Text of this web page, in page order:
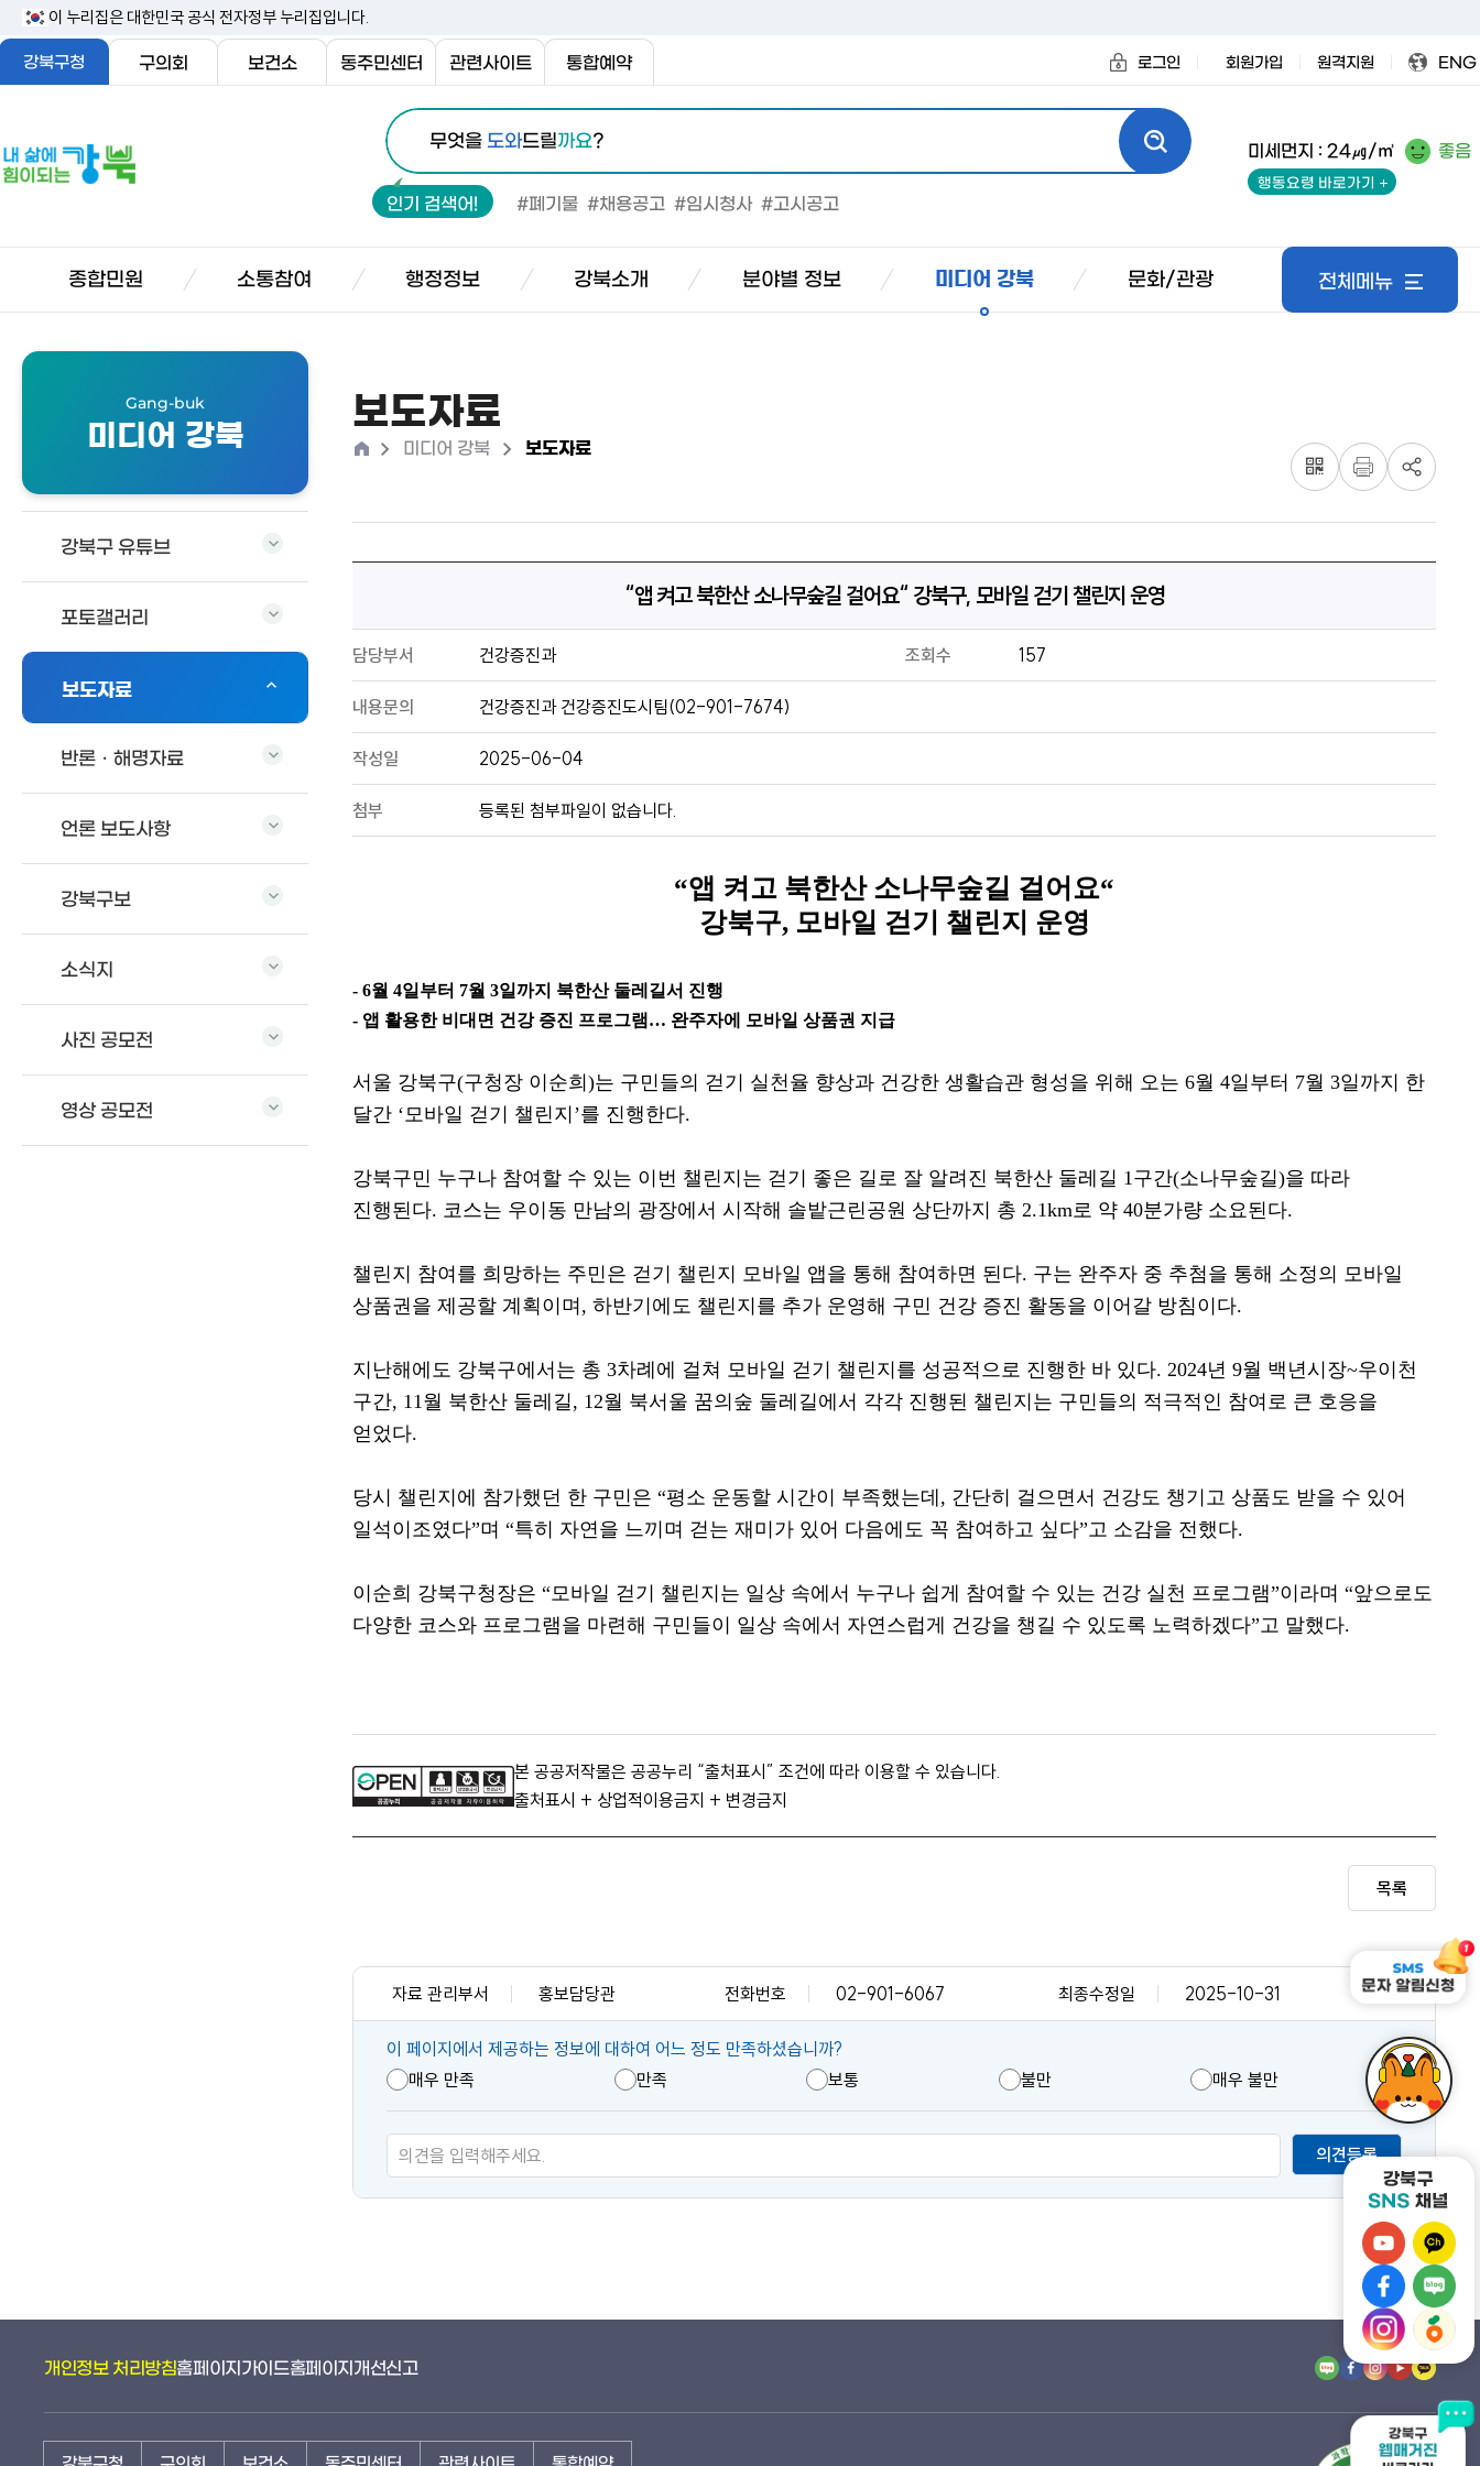
문
내
바
이 누리집은 대한민국 공식 전자정부 누리집입니다.
강북구청 구의회 보건소 동주민센터 관련사이트 통합예약 로그인 회원가입 원격지원 ENG
삶
에
통
합
검
색
무엇을 도와드릴까요?
인기 검색어! #폐기물 #채용공고 #임시청사 #고시공고
미세먼지 : 24㎍/㎥ 좋음
행동요령 바로가기
종합민원 소통참여 행정정보 강북소개 분야별 정보 미디어 강북 문화/관광 전체메뉴
Gang-buk
미디어 강북
강북구 유튜브
포토갤러리
보도자료
반론ㆍ해명자료
언론 보도사항
강북구보
소식지
사진 공모전
영상 공모전
보도자료
홈 >미디어 강북 >보도자료
“앱 켜고 북한산 소나무숲길 걸어요“ 강북구, 모바일 걷기 챌린지 운영
담당부서 건강증진과 조회수 157
내용문의 건강증진과 건강증진도시팀(02-901-7674)
작성일 2025-06-04
첨부 등록된 첨부파일이 없습니다.
“앱 켜고 북한산 소나무숲길 걸어요“
강북구, 모바일 걷기 챌린지 운영
- 6월 4일부터 7월 3일까지 북한산 둘레길서 진행
- 앱 활용한 비대면 건강 증진 프로그램… 완주자에 모바일 상품권 지급
서울 강북구(구청장 이순희 )는 구민들의 걷기 실천율 향상과 건강한 생활습관 형성을 위해 오는 6월 4일부터 7월 3일까지 한
달간 ‘모바일 걷기 챌린지 ’를 진행한다.
강북구민 누구나 참여할 수 있는 이번 챌린지는 걷기 좋은 길로 잘 알려진 북한산 둘레길 1구간(소나무숲길)을 따라
진행된다. 코스는 우이동 만남의 광장에서 시작해 솔밭근린공원 상단까지 총 2.1km로 약 40분가량 소요된다.
챌린지 참여를 희망하는 주민은 걷기 챌린지 모바일 앱을 통해 참여하면 된다. 구는 완주자 중 추첨을 통해 소정의 모바일
상품권을 제공할 계획이며 , 하반기에도 챌린지를 추가 운영해 구민 건강 증진 활동을 이어갈 방침이다.
지난해에도 강북구에서는 총 3차례에 걸쳐 모바일 걷기 챌린지를 성공적으로 진행한 바 있다. 2024년 9월 백년시장~우이천
구간, 11월 북한산 둘레길, 12월 북서울 꿈의숲 둘레길에서 각각 진행된 챌린지는 구민들의 적극적인 참여로 큰 호응을
얻었다.
당시 챌린지에 참가했던 한 구민은 “평소 운동할 시간이 부족했는데 , 간단히 걸으면서 건강도 챙기고 상품도 받을 수 있어
일석이조였다”며 “특히 자연을 느끼며 걷는 재미가 있어 다음에도 꼭 참여하고 싶다”고 소감을 전했다.
이순희 강북구청장은 “모바일 걷기 챌린지는 일상 속에서 누구나 쉽게 참여할 수 있는 건강 실천 프로그램”이라며 “앞으로도
다양한 코스와 프로그램을 마련해 구민들이 일상 속에서 자연스럽게 건강을 챙길 수 있도록 노력하겠다”고 말했다.
본 공공저작물은 공공누리 “출처표시” 조건에 따라 이용할 수 있습니다.
출처표시 + 상업적이용금지 + 변경금지
목록
자료 관리부서 홍보담당관 전화번호 02-901-6067 최종수정일 2025-10-31
콘
텐
츠
만
족
이 페이지에서 제공하는 정보에 대하여 어느 정도 만족하셨습니까?
매우 만족
만족 보통 불만 매우 불만
의견등록
개인정보 처리방침홈페이지가이드홈페이지개선신고
강
북
구
유
튜
브
바
로
강
북
구
카
카
오
톡
채
강
북
구
페
스
북
강
북
구
네
버
블
강
북
구
인
스
강
북
구
당
근